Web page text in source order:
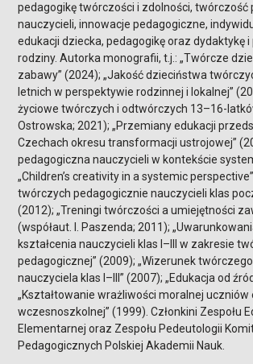
pedagogikę twórczości i zdolności, twórczość
nauczycieli, innowacje pedagogiczne,
edukacji dziecka, pedagogikę oraz dydaktykę i
rodziny. Autorka monografii, t.j.: „Twórcze
zabawy” (2024); „Jakość dzieciństwa
letnich w perspektywie rodzinnej i lokalnej”
życiowe twórczych i odtwórczych 13–16-
Ostrowska; 2021); „Przemiany edukacji
Czechach okresu transformacji ustrojowej”
pedagogiczna nauczycieli w kontekście
„Children’s creativity in a systemic
twórczych pedagogicznie nauczycieli klas
(2012); „Treningi twórczości a umiejętności
(współaut. I. Paszenda; 2011);
kształcenia nauczycieli klas I–III w zakresie
pedagogicznej” (2009); „Wizerunek
nauczyciela klas I–III” (2007); „Edukacja od
„Kształtowanie wrażliwości moralnej uczniów
wczesnoszkolnej” (1999). Członkini Zespołu
Elementarnej oraz Zespołu Pedeutologii
Pedagogicznych Polskiej Akademii Nauk.